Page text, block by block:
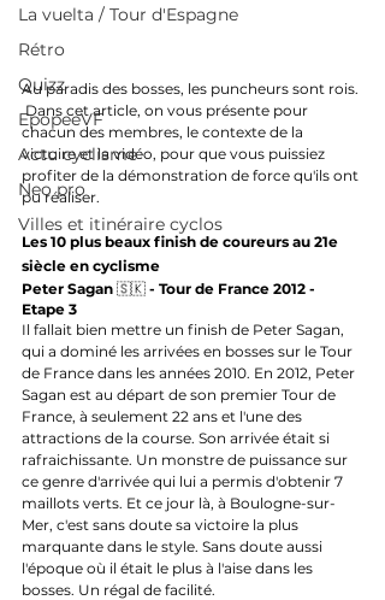
La vuelta / Tour d'Espagne
Rétro
Quizz
EpopeeVF
Actu cyclisme
Neo pro
Villes et itinéraire cyclos
Au paradis des bosses, les puncheurs sont rois.
Dans cet article, on vous présente pour
chacun des membres, le contexte de la
victoire et la vidéo, pour que vous puissiez
profiter de la démonstration de force qu'ils ont
pu réaliser.
Les 10 plus beaux finish de coureurs au 21e
siècle en cyclisme
Peter Sagan 🇸🇰 - Tour de France 2012 -
Etape 3
Il fallait bien mettre un finish de Peter Sagan,
qui a dominé les arrivées en bosses sur le Tour
de France dans les années 2010. En 2012, Peter
Sagan est au départ de son premier Tour de
France, à seulement 22 ans et l'une des
attractions de la course. Son arrivée était si
rafraichissante. Un monstre de puissance sur
ce genre d'arrivée qui lui a permis d'obtenir 7
maillots verts. Et ce jour là, à Boulogne-sur-
Mer, c'est sans doute sa victoire la plus
marquante dans le style. Sans doute aussi
l'époque où il était le plus à l'aise dans les
bosses. Un régal de facilité.